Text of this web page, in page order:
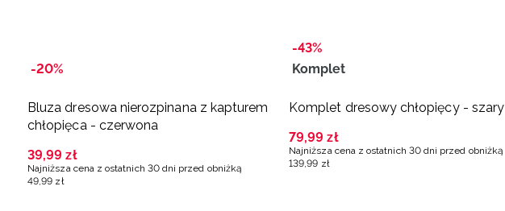
-20%
Bluza dresowa nierozpinana z kapturem
chłopięca - czerwona
39,99 zł
Najniższa cena z ostatnich 30 dni przed obniżką
49,99 zł
-43%
Komplet
Komplet dresowy chłopięcy - szary
79,99 zł
Najniższa cena z ostatnich 30 dni przed obniżką
139,99 zł